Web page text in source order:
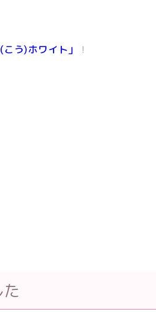
う)ホワイト」 ！